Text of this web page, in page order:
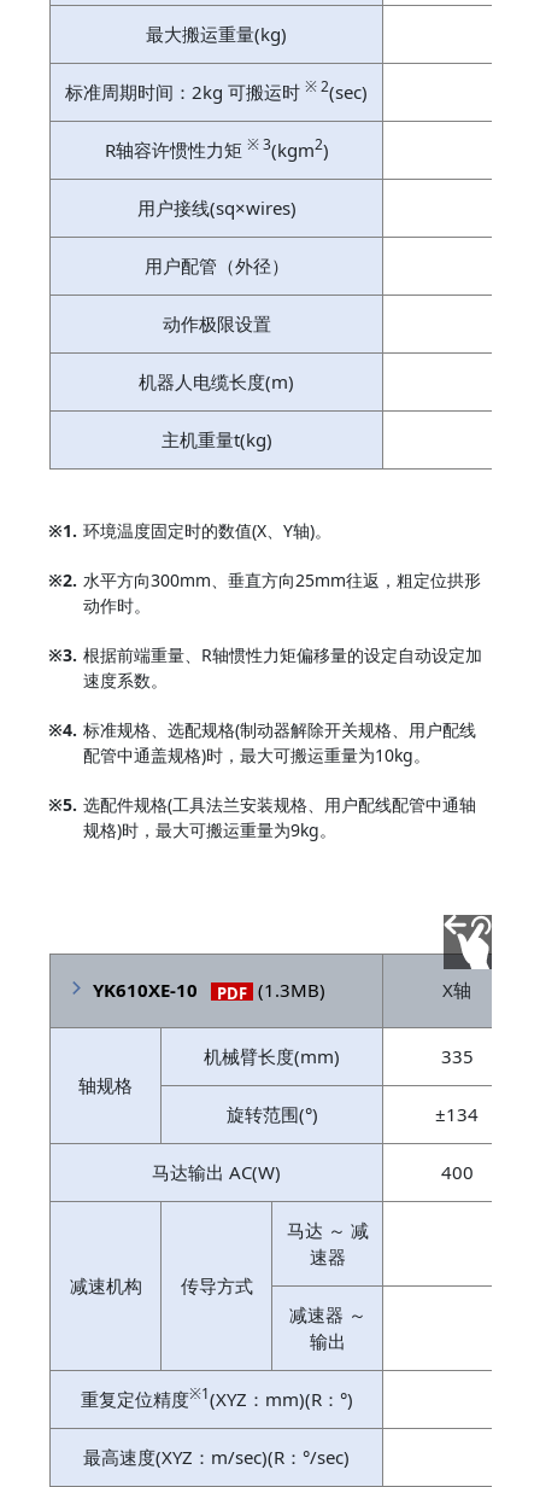
最大搬运重量(kg)
标准周期时间：2kg 可搬运时※ 2(sec)
R轴容许惯性力矩 ※ 3(kgm2)
用户接线(sq×wires)
用户配管（外径）
动作极限设置
机器人电缆长度(m)
主机重量t(kg)
※1. 环境温度固定时的数值(X、Y轴)。
※2. 水平方向300mm、垂直方向25mm往返，粗定位拱形
动作时。
※3. 根据前端重量、R轴惯性力矩偏移量的设定自动设定加
速度系数。
※4. 标准规格、选配规格(制动器解除开关规格、用户配线
配管中通盖规格)时，最大可搬运重量为10kg。
※5. 选配件规格(工具法兰安装规格、用户配线配管中通轴
规格)时，最大可搬运重量为9kg。
YK610XE-10 PDF (1.3MB) X轴
轴规格
机械臂长度(mm) 335
旋转范围(°) ±134
马达输出 AC(W) 400
减速机构 传导方式
马达 ～ 减
速器
减速器 ～
输出
重复定位精度※1(XYZ：mm)(R：°)
最高速度(XYZ：m/sec)(R：°/sec)